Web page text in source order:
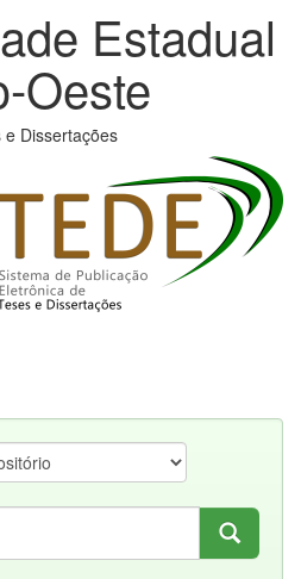
Estadual
Oeste
e Dissertações